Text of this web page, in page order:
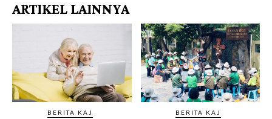
ARTIKEL LAINNYA
BERITA KAJ BERITA KAJ